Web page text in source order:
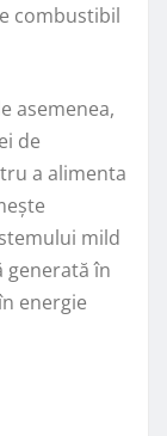
combustibil
asemenea,
de
a alimenta
mild
generată în
energie